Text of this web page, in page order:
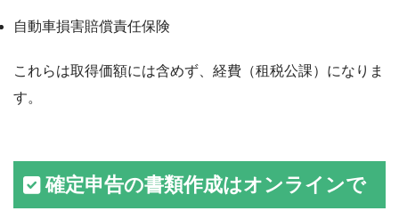
自動車損害賠償責任保険
これらは取得価額には含めず、経費（租税公課）になりま
す。
確定申告の書類作成はオンラインで